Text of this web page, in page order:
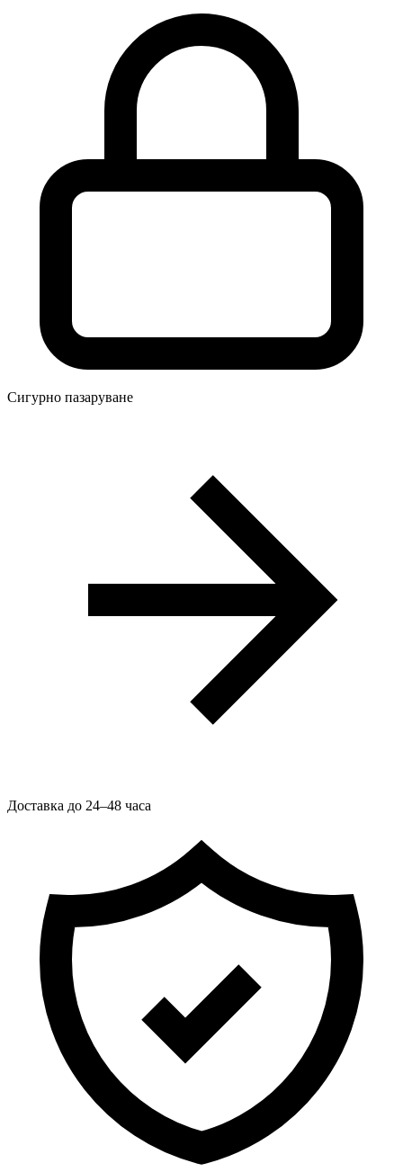
Сигурно пазаруване
Доставка до 24–48 часа